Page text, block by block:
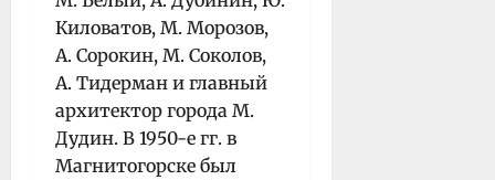
Киловатов, М. Морозов,
А. Сорокин, М. Соколов,
А. Тидерман и главный
архитектор города М.
Дудин. В 1950-е гг. в
Магнитогорске был